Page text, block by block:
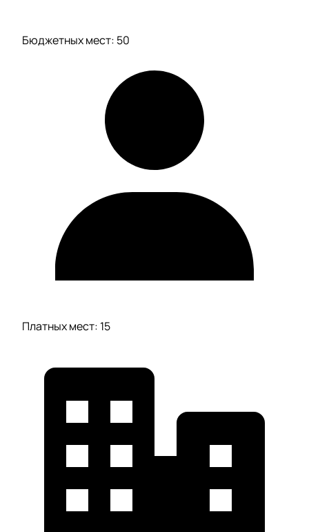
Бюджетных мест: 50
Платных мест: 15